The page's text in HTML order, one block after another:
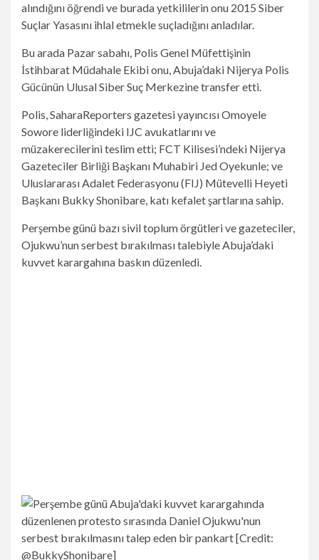
alındığını öğrendi ve burada yetkililerin onu 2015 Siber
Suçlar Yasasını ihlal etmekle suçladığını anladılar.
Bu arada Pazar sabahı, Polis Genel Müfettişinin
İstihbarat Müdahale Ekibi onu, Abuja’daki Nijerya Polis
Gücünün Ulusal Siber Suç Merkezine transfer etti.
Polis, SaharaReporters gazetesi yayıncısı Omoyele
Sowore liderliğindeki IJC avukatlarını ve
müzakerecilerini teslim etti; FCT Kilisesi’ndeki Nijerya
Gazeteciler Birliği Başkanı Muhabiri Jed Oyekunle; ve
Uluslararası Adalet Federasyonu (FIJ) Mütevelli Heyeti
Başkanı Bukky Shonibare, katı kefalet şartlarına sahip.
Perşembe günü bazı sivil toplum örgütleri ve gazeteciler,
Ojukwu’nun serbest bırakılması talebiyle Abuja’daki
kuvvet karargahına baskın düzenledi.